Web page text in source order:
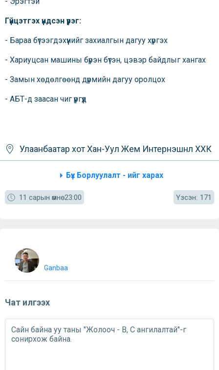
Гүйцэтгэх үндсэн үүрэг:
- Бараа бүтээгдэхүүнийг захиалгын дагуу хүргэх
- Хариуцсан машины бүрэн бүтэн, цэвэр байдлыг хангах
- Замын хөдөлгөөнд дүрмийн дагуу оролцох
- АБТ-д заасан чиг үүргүүд
Улаанбаатар хотХан-Уул Жем Интернэшнл ХХК
Бүх Борлуулалт - ийг харах
11 сарын өмнө 23:00 Үзсэн: 171
Ganbaa
Чат илгээх